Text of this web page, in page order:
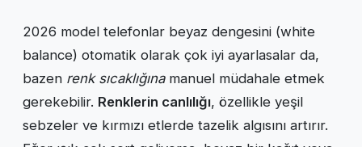
2026 model telefonlar beyaz dengesini (white
balance) otomatik olarak çok iyi ayarlasalar da,
bazen renk sıcaklığınamanuel müdahale etmek
gerekebilir. Renklerin canlılığı, özellikle yeşil
sebzeler ve kırmızı etlerde tazelik algısını artırır.